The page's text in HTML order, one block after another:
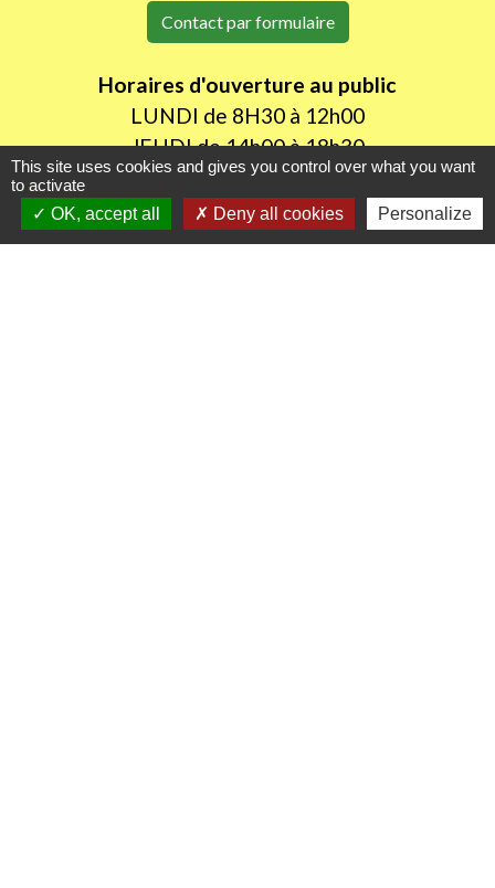
Contact par formulaire
Horaires d'ouverture au public
LUNDI de 8H30 à 12h00
JEUDI de 14h00 à 18h30
Liens utiles
This site uses cookies and gives you control over what you want
to activate
OK, accept all
Deny all cookies Personalize